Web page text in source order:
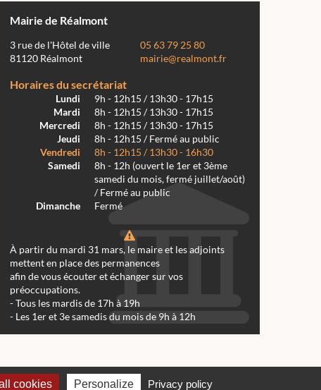
Mairie de Réalmont
3 rue de l'Hôtel de ville
81120 Réalmont
05 63 79 25 80
mairie@realmont.fr
Horaires du secrétariat
Lundi
9h - 12h15 / 13h30 - 17h15
Mardi
8h - 12h15 / 13h30 - 17h15
Mercredi
8h - 12h15 / 13h30 - 17h15
Jeudi
8h - 12h15 / Fermé au public
Vendredi
8h - 12h15 / 13h30 - 16h30
Samedi
8h - 12h (ouvert le 1er et 3ème
samedi du mois, fermé juillet/août)
/ Fermé au public
Dimanche
Fermé
À partir du mardi 31 mars, le maire et les adjoints
mettent en place des permanences
afin de vous écouter et échanger sur vos
préoccupations.
- Tous les mardis de 17h à 19h
- Les 1er et 3e samedis du mois de 9h à 12h
2024 - Conception & Réalisation Web RK Création
cookies Personalize Privacy policy